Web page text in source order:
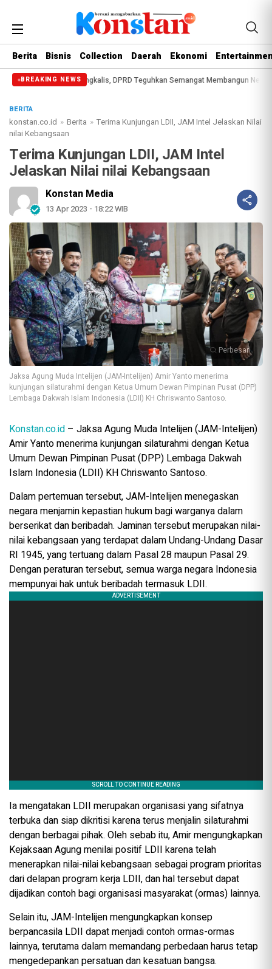
Berita Bisnis Collection Daerah Ekonomi
BREAKING NEWS
ke-514 Bengkalis, DPRD Teguhkan Semangat Membangun Negeri Junjungan
BERITA
konstan.co.id » Berita » Terima Kunjungan LDII, JAM Intel Jelaskan Nilai
nilai Kebangsaan
Terima Kunjungan LDII, JAM Intel
Jelaskan Nilai nilai Kebangsaan
Konstan Media
13 Apr 2023 - 18:22 WIB
Perbesar
Jaksa Agung Muda Intelijen (JAM-Intelijen) Amir Yanto menerima
kunjungan silaturahmi dengan Ketua Umum Dewan Pimpinan Pusat (DPP)
Lembaga Dakwah Islam Indonesia (LDII) KH Chriswanto Santoso.
Konstan.co.id – Jaksa Agung Muda Intelijen (JAM-Intelijen)
Amir Yanto menerima kunjungan silaturahmi dengan Ketua
Umum Dewan Pimpinan Pusat (DPP) Lembaga Dakwah
Islam Indonesia (LDII) KH Chriswanto Santoso.
Dalam pertemuan tersebut, JAM-Intelijen menegaskan
negara menjamin kepastian hukum bagi warganya dalam
berserikat dan beribadah. Jaminan tersebut merupakan nilai-
nilai kebangsaan yang terdapat dalam Undang-Undang Dasar
RI 1945, yang tertuang dalam Pasal 28 maupun Pasal 29.
Dengan peraturan tersebut, semua warga negara Indonesia
mempunyai hak untuk beribadah termasuk LDII.
Ia mengatakan LDII merupakan organisasi yang sifatnya
terbuka dan siap dikritisi karena terus menjalin silaturahmi
dengan berbagai pihak. Oleh sebab itu, Amir mengungkapkan
Kejaksaan Agung menilai positif LDII karena telah
menerapkan nilai-nilai kebangsaan sebagai program prioritas
dari delapan program kerja LDII, dan hal tersebut dapat
dijadikan contoh bagi organisasi masyarakat (ormas) lainnya.
Selain itu, JAM-Intelijen mengungkapkan konsep
berpancasila LDII dapat menjadi contoh ormas-ormas
lainnya, terutama dalam memandang perbedaan harus tetap
mengedepankan persatuan dan kesatuan bangsa.